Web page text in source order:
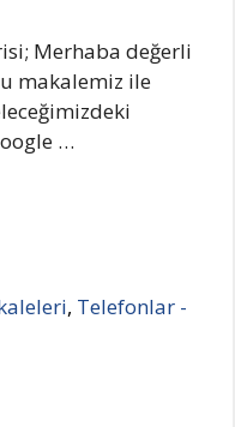
Merhaba değerli
makalemiz ile
…
, Telefonlar -